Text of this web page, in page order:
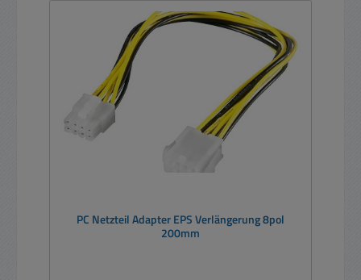
PC Netzteil Adapter EPS Verlängerung 8pol
200mm